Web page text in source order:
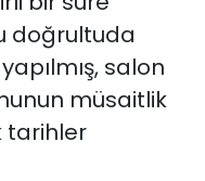
doğrultuda
salon
müsaitlik
tarihler